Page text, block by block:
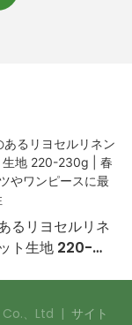
るリヨセルリネ
ト生地 220-
、Ltd | サイト